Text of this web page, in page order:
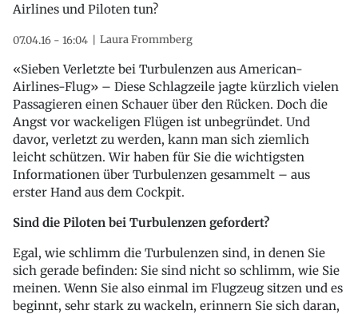
Airlines und Piloten tun?
07.04.16 - 16:04 Laura Frommberg
«Sieben Verletzte bei Turbulenzen aus American-
Airlines-Flug» – Diese Schlagzeile jagte kürzlich vielen
Passagieren einen Schauer über den Rücken. Doch die
Angst vor wackeligen Flügen ist unbegründet. Und
davor, verletzt zu werden, kann man sich ziemlich
leicht schützen. Wir haben für Sie die wichtigsten
Informationen über Turbulenzen gesammelt – aus
erster Hand aus dem Cockpit.
Sind die Piloten bei Turbulenzen gefordert?
Egal, wie schlimm die Turbulenzen sind, in denen Sie
sich gerade befinden: Sie sind nicht so schlimm, wie Sie
meinen. Wenn Sie also einmal im Flugzeug sitzen und es
beginnt, sehr stark zu wackeln, erinnern Sie sich daran,